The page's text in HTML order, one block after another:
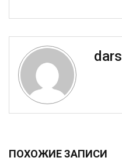
dars
ПОХОЖИЕ ЗАПИСИ